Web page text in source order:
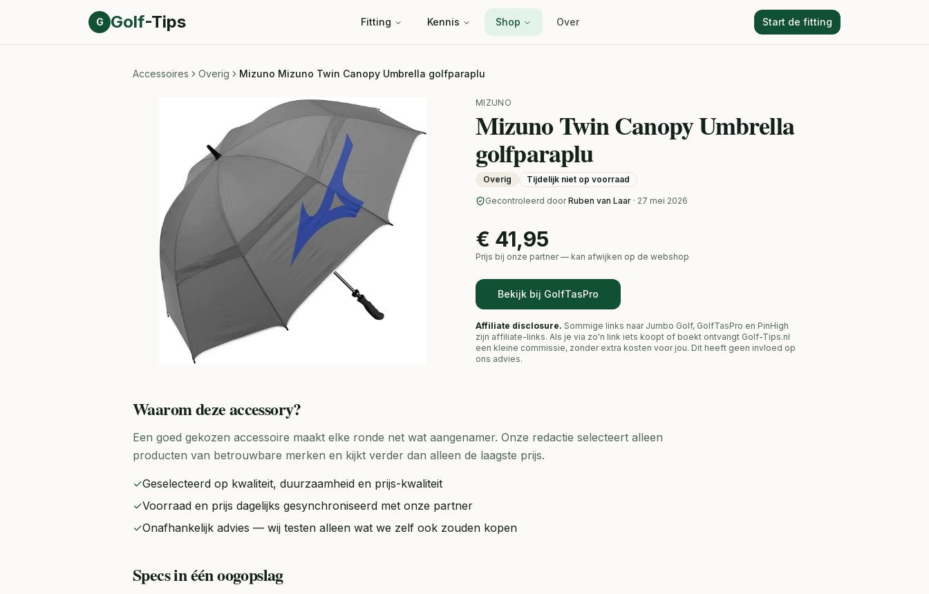
Direct naar inhoud
G Golf-Tips Fitting Kennis Shop Over Start de fitting
Accessoires Overig Mizuno Mizuno Twin Canopy Umbrella golfparaplu
MIZUNO
Mizuno Twin Canopy Umbrella
golfparaplu
Overig Tijdelijk niet op voorraad
Gecontroleerd door Ruben van Laar · 27 mei 2026
€ 41,95
Prijs bij onze partner — kan afwijken op de webshop
Bekijk bij GolfTasPro
Affiliate disclosure. Sommige links naar Jumbo Golf, GolfTasPro en PinHigh
zijn affiliate-links. Als je via zo'n link iets koopt of boekt ontvangt Golf-Tips.nl
een kleine commissie, zonder extra kosten voor jou. Dit heeft geen invloed op
ons advies.
Waarom dezeaccessory?
Een goed gekozen accessoire maakt elke ronde net wat aangenamer. Onze redactie selecteert alleen
producten van betrouwbare merken en kijkt verder dan alleen de laagste prijs.
✓Geselecteerd op kwaliteit, duurzaamheid en prijs-kwaliteit
✓Voorraad en prijs dagelijks gesynchroniseerd met onze partner
✓Onafhankelijk advies — wij testen alleen wat we zelf ook zouden kopen
Specs in één oogopslag